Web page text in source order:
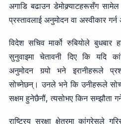
अगाडि बढाउन डेमोक्र्याटहरूसँग
प्रस्तावलाई अनुमोदन वा अस्वीकार गर्न
विदेश सचिव मार्को रुबियोले बुधबार
सुनुवाइमा चेतावनी दिए कि यदि
अनुमोदन गर्‍यो भने इरानीहरूले
सोच्नेछन्। उनले भने कि उनीहरूले
सक्षम हुनेछैनौं, त्यसोभए किन सम्झौता
राष्ट्रिय सुरक्षा क्षेत्रमा कांग्रेसले